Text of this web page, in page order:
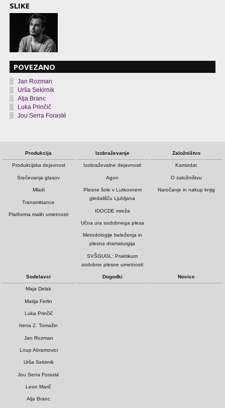
SLIKE
POVEZANO
Jan Rozman
Urša Sekirnik
Alja Branc
Luka Prinčič
Jou Serra Forasté
Produkcija
Produkcijska dejavnost
Srečevanja glasov
Mladi
Transmittance
Platforma malih umetnosti
Izobraževanje
Izobraževalne dejavnosti
Agon
Plesne šole v Lutkovnem
gledališču Ljubljana
IDOCDE mreža
Učna ura sodobnega plesa
Metodologije beleženja in
plesna dramaturgija
SVŠGUGL: Praktikum
sodobne plesne umetnosti
Založništvo
Kamizdat
O založništvu
Naročanje in nakup knjig
Sodelavci
Maja Delak
Matija Ferlin
Luka Prinčič
Irena Z. Tomažin
Jan Rozman
Loup Abramovici
Urša Sekirnik
Jou Serra Forasté
Leon Marič
Alja Branc
Dogodki Novice